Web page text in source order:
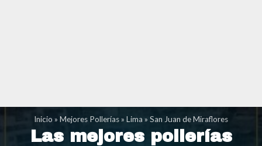
Inicio » Mejores Pollerías» Lima » San Juan de Miraflores
Las mejores pollerías